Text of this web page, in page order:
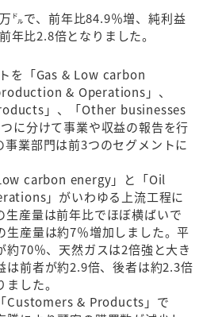
㌦で、前年比84.9％増、純利益
年比2.8倍となりました。
を「Gas & Low carbon
& Operations」、
」、「Other businesses
に分けて事業や収益の報告を行
事業部門は前3つのセグメントに
carbon energy」と「Oil
」がいわゆる上流工程に
生産量は前年比でほぼ横ばいで
生産量は約7％増加しました。平
約70％、天然ガスは2倍強と大き
は前者が約2.9倍、後者は約2.3倍
した。
Customers & Products」で